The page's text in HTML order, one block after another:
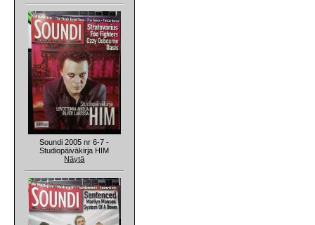
Soundi 2005 nr 6-7 -
Studiopäiväkirja HIM
Näytä